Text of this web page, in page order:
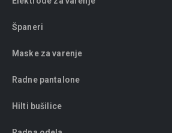
Španeri
Maske za varenje
Radne pantalone
Hilti bušilice